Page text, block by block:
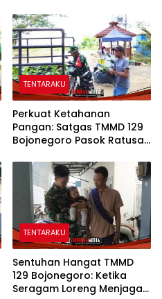
TENTARAKU
Perkuat Ketahanan
Pangan: Satgas TMMD 129
Bojonegoro Pasok Ratusan
Kesongo
TENTARAKU
Sentuhan Hangat TMMD
129 Bojonegoro: Ketika
Seragam Loreng Menjaga